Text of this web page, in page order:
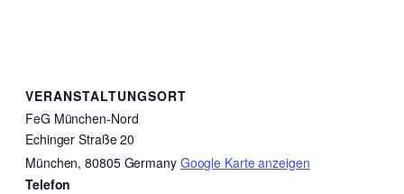
VERANSTALTUNGSORT
FeG München-Nord
Echinger Straße 20
München, 80805 Germany Google Karte anzeigen
Telefon